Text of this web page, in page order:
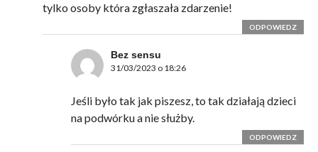
tylko osoby która zgłaszała zdarzenie!
ODPOWIEDZ
Bez sensu
31/03/2023 o 18:26
Jeśli było tak jak piszesz, to tak działają dzieci
na podwórku a nie służby.
ODPOWIEDZ